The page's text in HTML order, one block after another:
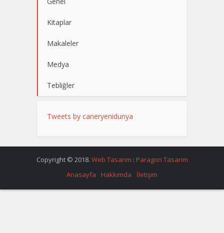
Kitaplar
Makaleler
Medya
Tebliğler
Tweets by caneryenidunya
Copyright © 2018. Web Tasarım : Paragon Tasarım
Anasayfa
Hakkımda İletişim